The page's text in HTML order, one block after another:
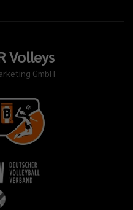
Volleys
GmbH